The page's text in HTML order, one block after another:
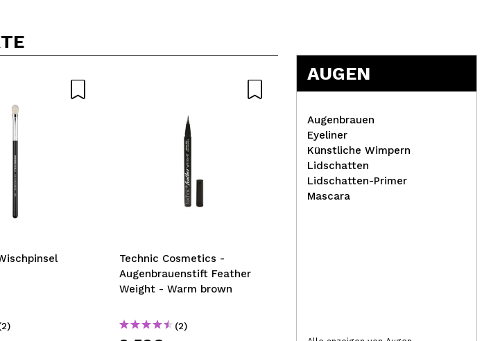
Technic Cosmetics -
Augenbrauenstift Feather
Weight - Warm brown
(2)
Byphasse - *Family fresh
AUGEN
Augenbrauen
Eyeliner
Künstliche Wimpern
Lidschatten
Lidschatten-Primer
Mascara